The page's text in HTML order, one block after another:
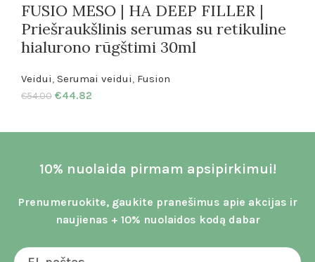
FUSIO MESO | HA DEEP FILLER |
Priešraukšlinis serumas su retikuline
hialurono rūgštimi 30ml
Veidui, Serumai veidui, Fusion
€54.00 €44.82
10% nuolaida pirmam apsipirkimui!
Prenumeruokite, gaukite pranešimus apie akcijas ir
naujienas + 10% nuolaidos kodą dabar